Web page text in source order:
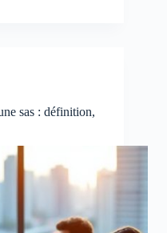
sas : définition,